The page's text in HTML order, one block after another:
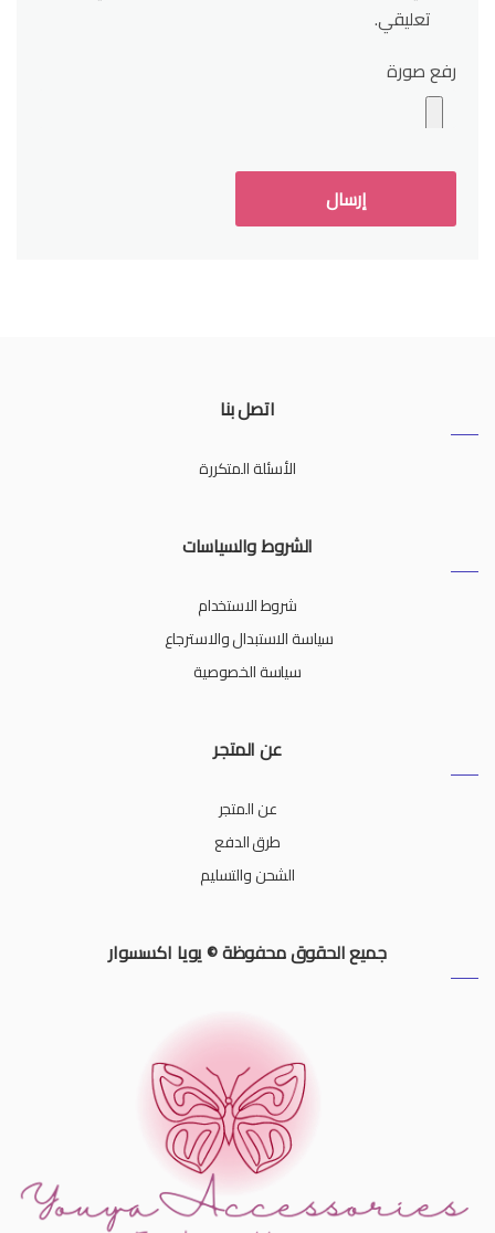
تعليقي.
رفع صورة
اتصل بنا
الأسئلة المتكررة
الشروط والسياسات
شروط الاستخدام
سياسة الاستبدال والاسترجاع
سياسة الخصوصية
عن المتجر
عن المتجر
طرق الدفع
الشحن والتسليم
جميع الحقوق محفوظة © يويا اكسسوار